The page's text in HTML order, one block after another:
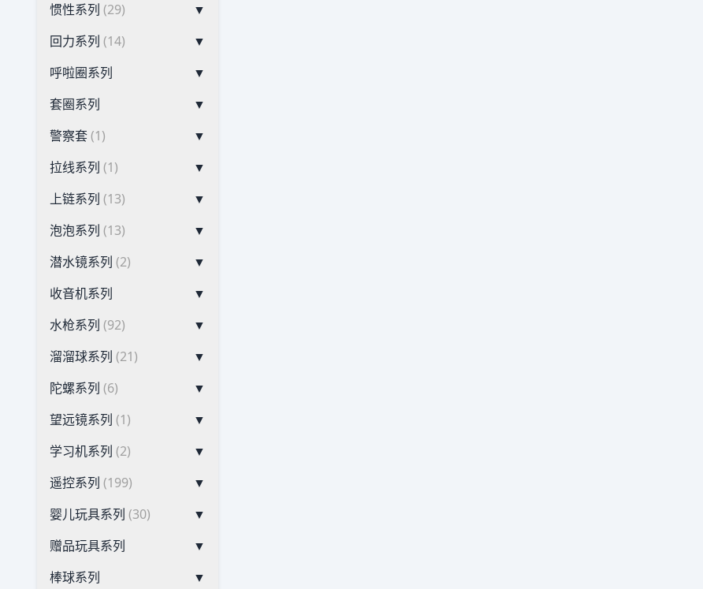
惯性系列 (29)
▼
回力系列 (14)
▼
呼啦圈系列
▼
套圈系列
▼
警察套(1)
▼
拉线系列 (1)
▼
上链系列 (13)
▼
泡泡系列 (13)
▼
潜水镜系列 (2)
▼
收音机系列
▼
水枪系列 (92)
▼
溜溜球系列 (21)
▼
陀螺系列 (6)
▼
望远镜系列 (1)
▼
学习机系列 (2)
▼
遥控系列 (199)
▼
婴儿玩具系列 (30)
▼
赠品玩具系列
▼
棒球系列
▼